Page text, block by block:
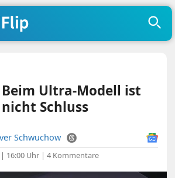
Ultra-Modell ist
Schluss
Schwuchow
| 16:00 Uhr |4 Kommentare